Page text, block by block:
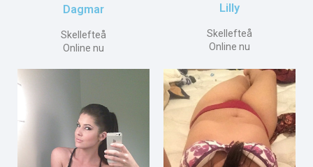
Dagmar
Skellefteå
Online nu
Lilly
Skellefteå
Online nu